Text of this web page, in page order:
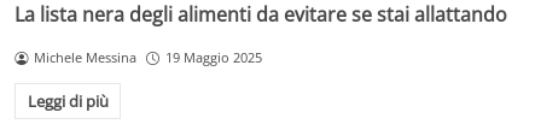
La lista nera degli alimenti da evitare se stai allattando
Michele Messina 19 Maggio 2025
Leggi di più